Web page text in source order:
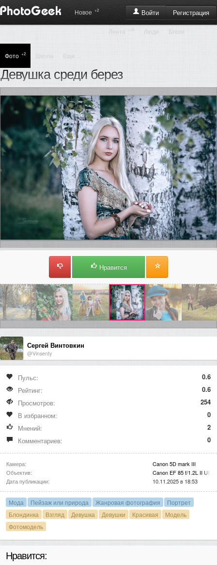
Войти Регистрация
Новое +2
Лента Люди Блоги
Фото +2 Школа Еще ...
Девушка среди берез
Нравится
Сергей Винтовкин
@Vinsenty
Пульс:
0.6
Рейтинг:
0.6
Просмотров:
254
В избранном:
0
Мнений:
2
Комментариев:
0
Камера:
Canon 5D mark III
Объектив:
Canon EF 85 f/1.2L II USM
Дата публикации:
10.11.2025 в 18:53
Мода Пейзаж или природа Жанровая фотография
Портрет
Блондинка
Взгляд Девушка Девушки Красивая
Модель
Фотомодель
Нравится: